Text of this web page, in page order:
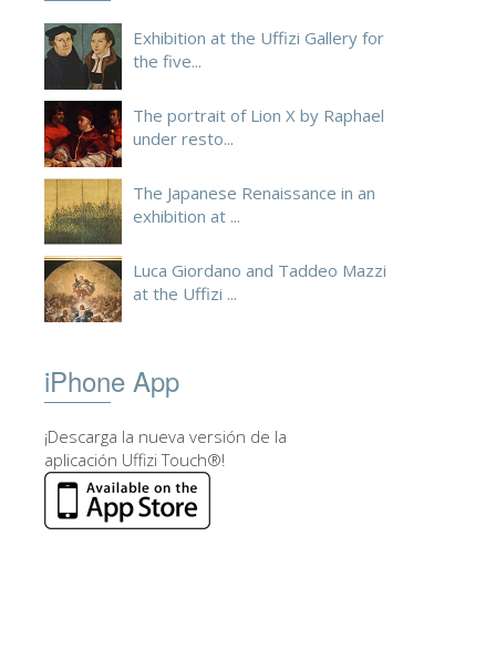
Exhibition at the Uffizi Gallery for
the five...
The portrait of Lion X by Raphael
under resto...
The Japanese Renaissance in an
exhibition at ...
Luca Giordano and Taddeo Mazzi
at the Uffizi ...
iPhone App
¡Descarga la nueva versión de la
aplicación Uffizi Touch®!